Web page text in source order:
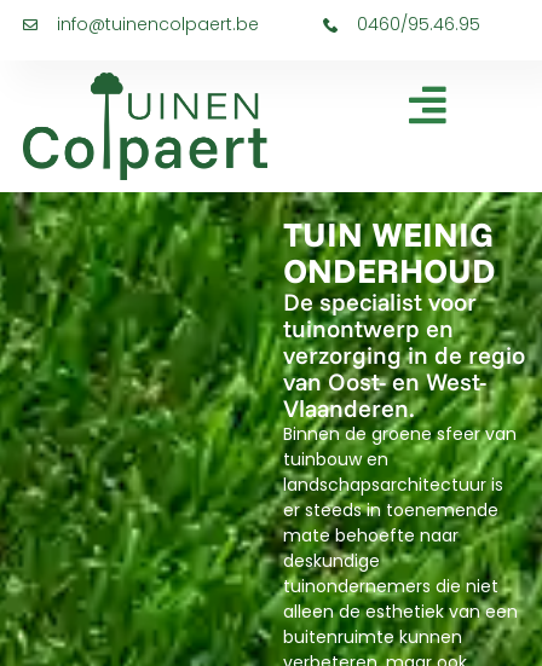
info@tuinencolpaert.be 0460/95.46.95
TUIN WEINIG
ONDERHOUD
De specialist voor
tuinontwerp en
verzorging in de regio
van Oost- en West-
Vlaanderen.
Binnen de groene sfeer van
tuinbouw en
landschapsarchitectuur is
er steeds in toenemende
mate behoefte naar
deskundige
tuinondernemers die niet
alleen de esthetiek van een
buitenruimte kunnen